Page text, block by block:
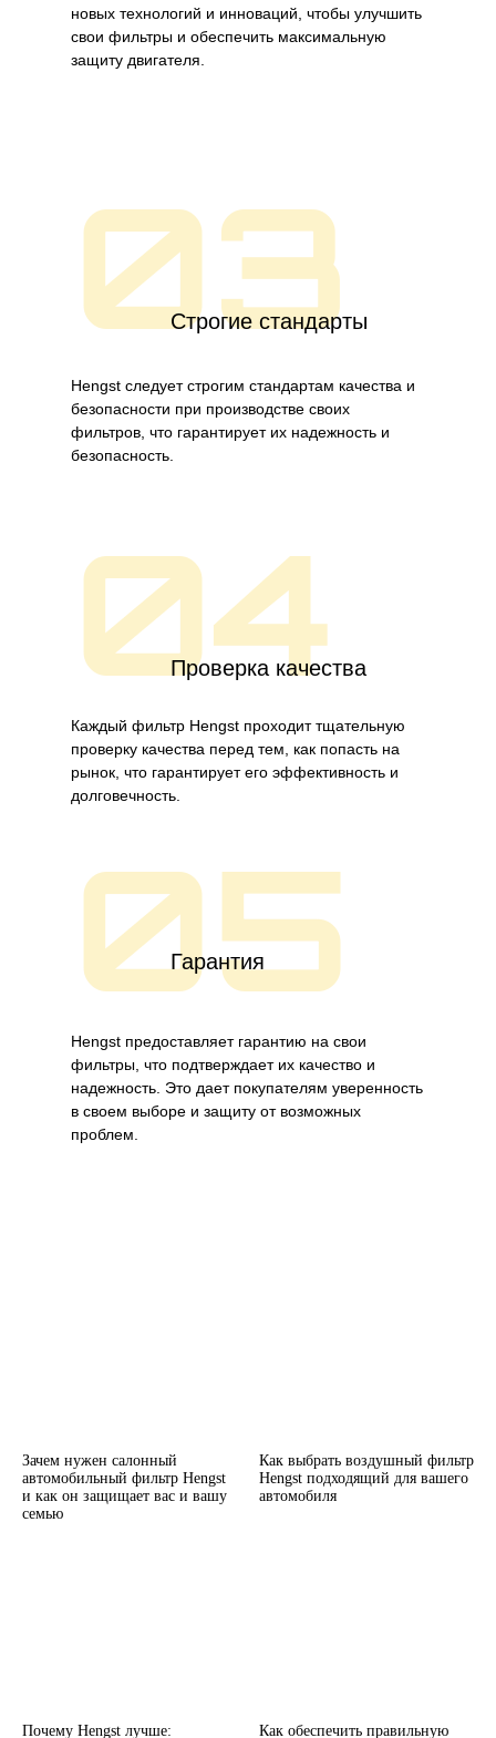
новых технологий и инноваций, чтобы улучшить
свои фильтры и обеспечить максимальную
защиту двигателя.
03
Строгие стандарты
Hengst следует строгим стандартам качества и
безопасности при производстве своих
фильтров, что гарантирует их надежность и
безопасность.
04
Проверка качества
Каждый фильтр Hengst проходит тщательную
проверку качества перед тем, как попасть на
рынок, что гарантирует его эффективность и
долговечность.
05
Гарантия
Hengst предоставляет гарантию на свои
фильтры, что подтверждает их качество и
надежность. Это дает покупателям уверенность
в своем выборе и защиту от возможных
проблем.
Зачем нужен салонный
автомобильный фильтр Hengst
и как он защищает вас и вашу
семью
Как выбрать воздушный фильтр
Hengst подходящий для вашего
автомобиля
Почему Hengst лучше: Как обеспечить правильную